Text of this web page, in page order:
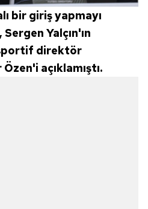
bir giriş yapmayı
Yalçın'ın
sportif direktör
açıklamıştı.